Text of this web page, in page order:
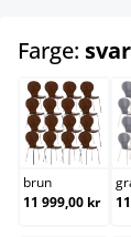
Farge:
brun
brun
11 999,00 kr